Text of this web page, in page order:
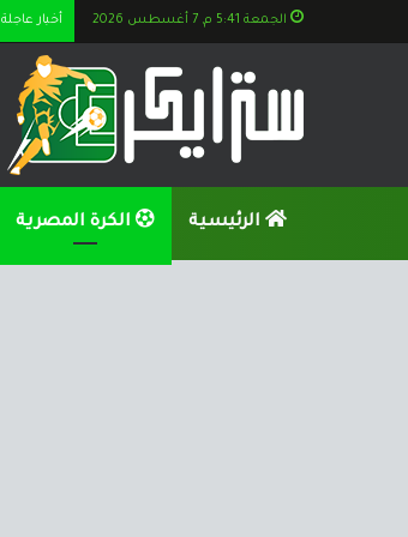
الجمعة 5:41 م, 7 أغسطس 2026 أخبار عاجلة
الرئيسية الكرة المصرية